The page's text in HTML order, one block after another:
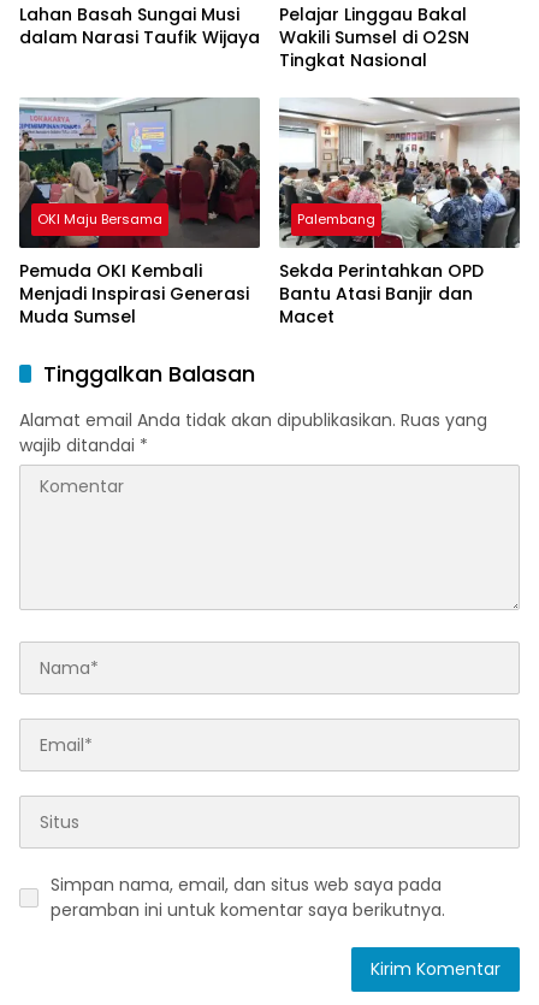
Lahan Basah Sungai Musi
dalam Narasi Taufik Wijaya
Pelajar Linggau Bakal
Wakili Sumsel di O2SN
Tingkat Nasional
OKI Maju Bersama
Pemuda OKI Kembali
Menjadi Inspirasi Generasi
Muda Sumsel
Palembang
Sekda Perintahkan OPD
Bantu Atasi Banjir dan
Macet
Tinggalkan Balasan
Alamat email Anda tidak akan dipublikasikan. Ruas yang
wajib ditandai *
Simpan nama, email, dan situs web saya pada
peramban ini untuk komentar saya berikutnya.